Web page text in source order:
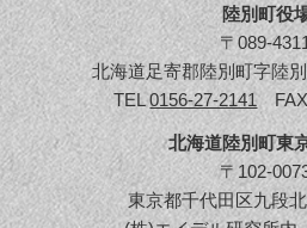
陸別町役
〒089-
北海道足寄郡陸別町字陸
TEL0156-27-2141FAX
北海道陸別町東
〒102-
東京都千代田区九段